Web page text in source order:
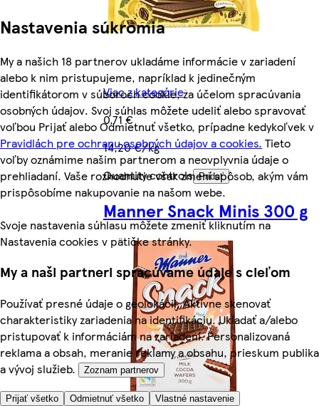
Nastavenia súkromia
My a našich 18 partnerov ukladáme informácie v zariadení
alebo k nim pristupujeme, napríklad k jedinečným
identifikátorom v súboroch cookie, za účelom spracúvania
osobných údajov. Svoj súhlas môžete udeliť alebo spravovať
voľbou Prijať alebo Odmietnuť všetko, prípadne kedykoľvek v
Pravidlách pre ochranu osobných údajov a cookies. Tieto
voľby oznámime našim partnerom a neovplyvnia údaje o
prehliadaní. Vaše rozhodnutie však zmení spôsob, akým vám
prispôsobíme nakupovanie na našom webe.
Svoje nastavenia súhlasu môžete zmeniť kliknutím na
Nastavenia cookies v pätičke stránky.
My a naši partneri spracúvame údaje s cieľom
Používať presné údaje o geolokácii. Aktívne skenovať
charakteristiky zariadenia na identifikáciu. Ukladať a/alebo
pristupovať k informáciám na zariadení. Personalizovaná
reklama a obsah, meranie reklamy a obsahu, prieskum publika
a vývoj služieb.
Zoznam partnerov
Prijať všetko Odmietnuť všetko Vlastné nastavenie
Viac z kategórie
0,71 €
14,20 €/kg
Quantity controls Pridať
Manner Snack Minis 300 g